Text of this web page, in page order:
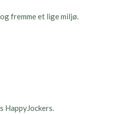
fremme et lige miljø.